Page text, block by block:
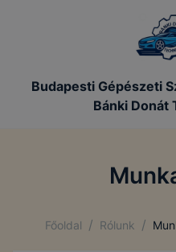
Budapesti Gépészeti
Bánki Donát
Főoldal / Rólunk /